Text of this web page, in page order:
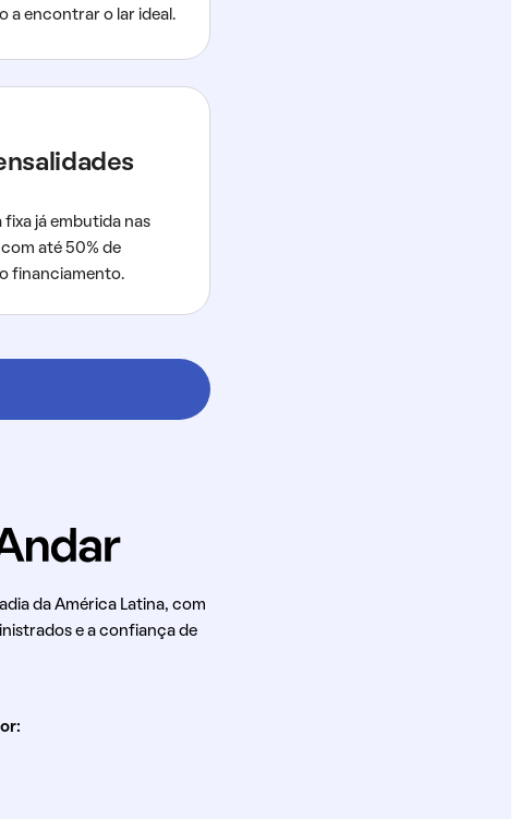
a encontrar o lar ideal.
fixa já embutida nas
com até 50% de
financiamento.
da América Latina, com
e a confiança de